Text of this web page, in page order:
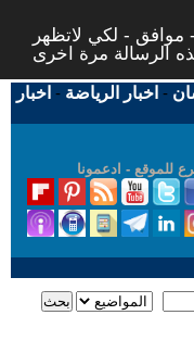
موافق - لكي لاتظهر
- اخبار الرياضة - اخبار
للموقع - ادعمونا